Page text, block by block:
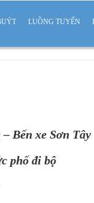
LUỒNG TUYẾN
Bến xe Sơn Tây
phố đi bộ